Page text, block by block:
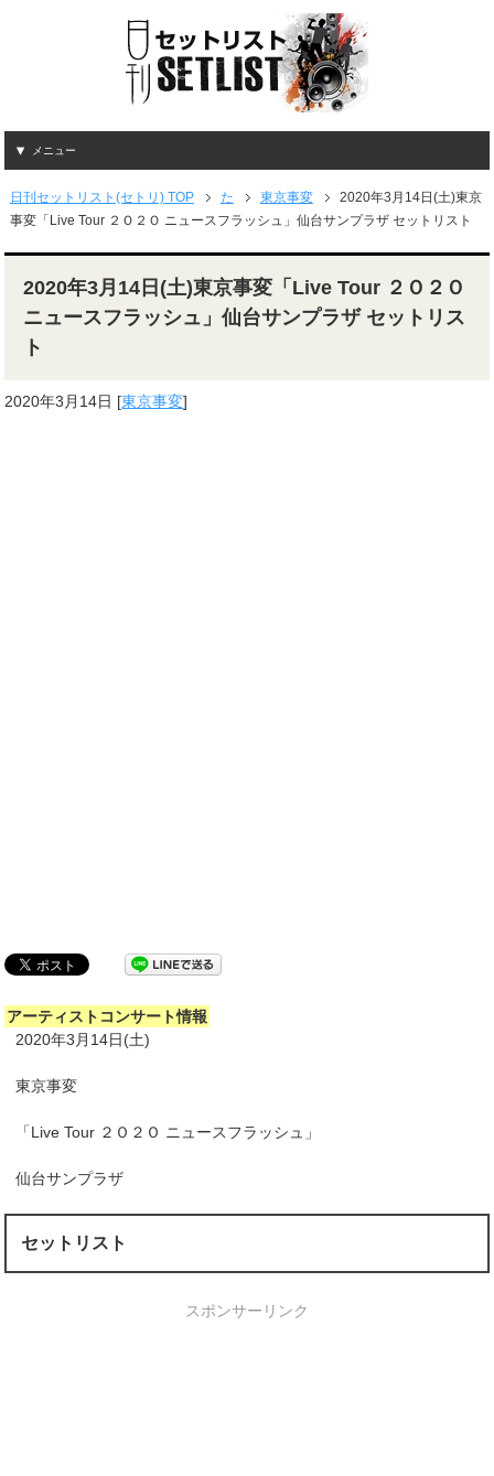
メニュー
日刊セットリスト(セトリ) TOP た 東京事変
2020年3月14日(土)東京
事変「Live Tour ２Ｏ２Ｏ ニュースフラッシュ」仙台サンプラザ セットリスト
2020年3月14日(土)東京事変「Live Tour ２Ｏ２Ｏ
ニュースフラッシュ」仙台サンプラザ セットリス
ト
2020年3月14日 [東京事変]
アーティストコンサート情報
2020年3月14日(土)
東京事変
「Live Tour ２Ｏ２Ｏ ニュースフラッシュ」
仙台サンプラザ
セットリスト
スポンサーリンク